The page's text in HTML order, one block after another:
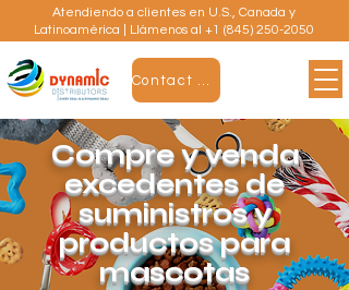
Atendiendo a clientes en U.S., Canada y
Latinoamérica | Llámenos al +1 (845) 250-2050
Compre y venda
excedentes de
suministros y
productos para
mascotas